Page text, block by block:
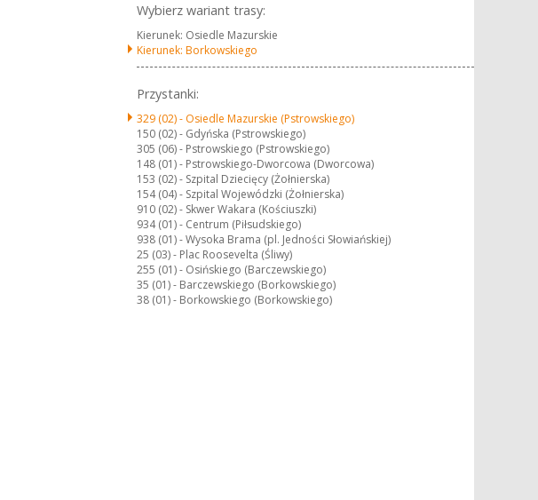
Wybierz wariant trasy:
Kierunek: Osiedle Mazurskie
Kierunek: Borkowskiego
Przystanki:
329 (02) - Osiedle Mazurskie (Pstrowskiego)
150 (02) - Gdyńska (Pstrowskiego)
305 (06) - Pstrowskiego (Pstrowskiego)
148 (01) - Pstrowskiego-Dworcowa (Dworcowa)
153 (02) - Szpital Dziecięcy (Żołnierska)
154 (04) - Szpital Wojewódzki (Żołnierska)
910 (02) - Skwer Wakara (Kościuszki)
934 (01) - Centrum (Piłsudskiego)
938 (01) -Wysoka Brama (pl. Jedności Słowiańskiej)
25 (03) - Plac Roosevelta (Śliwy)
255 (01) - Osińskiego (Barczewskiego)
35 (01) - Barczewskiego (Borkowskiego)
38 (01) - Borkowskiego (Borkowskiego)